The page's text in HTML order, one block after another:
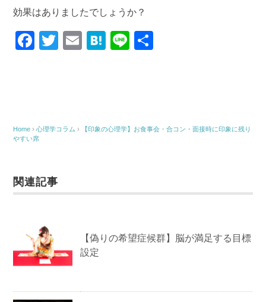
効果はありましたでしょうか？
F
o
k
T
E
H
Li
Home ›心理学コラム ›
【印象の心理学】お食事会・合コン・面接時に印象に残り
やすい席
関連記事
【偽りの希望症候群】脳が満足する目標
設定